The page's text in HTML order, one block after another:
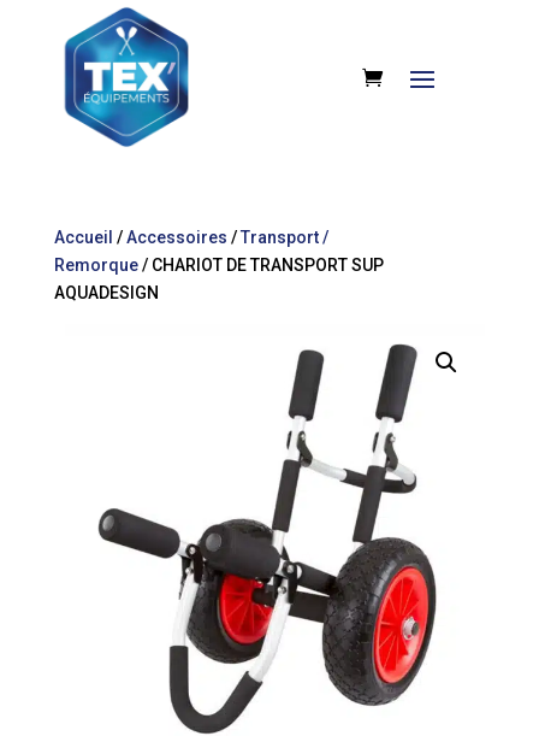
Accueil /Accessoires /Transport /
Remorque/ CHARIOT DE TRANSPORT SUP
AQUADESIGN